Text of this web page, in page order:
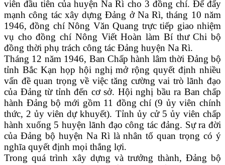
viên đầu tiên của huyện Na Rì cho 3 đồng chí. Để đẩy
mạnh công tác xây dựng Đảng ở Na Rì, tháng 10 năm
1946, đồng chí Nông Văn Quang trực tiếp giao nhiệm
vụ cho đồng chí Nông Viết Hoàn làm Bí thư Chi bộ
đồng thời phụ trách công tác Đảng huyện Na Rì.
Tháng 12 năm 1946, Ban Chấp hành lâm thời Đảng bộ
tỉnh Bắc Kạn họp hội nghị mở rộng quyết định nhiều
vấn đề quan trọng về việc tăng cường vai trò lãnh đạo
của Đảng từ tỉnh đến cơ sở. Hội nghị bầu ra Ban chấp
hành Đảng bộ mới gồm 11 đồng chí (9 ủy viên chính
thức, 2 ủy viên dự khuyết). Tỉnh ủy cử 5 ủy viên chấp
hành xuống 5 huyện lãnh đạo công tác đảng. Sự ra đời
của Đảng bộ huyện Na Rì là nhân tố quan trọng có ý
nghĩa quyết định mọi thắng lợi.
Trong quá trình xây dựng và trưởng thành, Đảng bộ